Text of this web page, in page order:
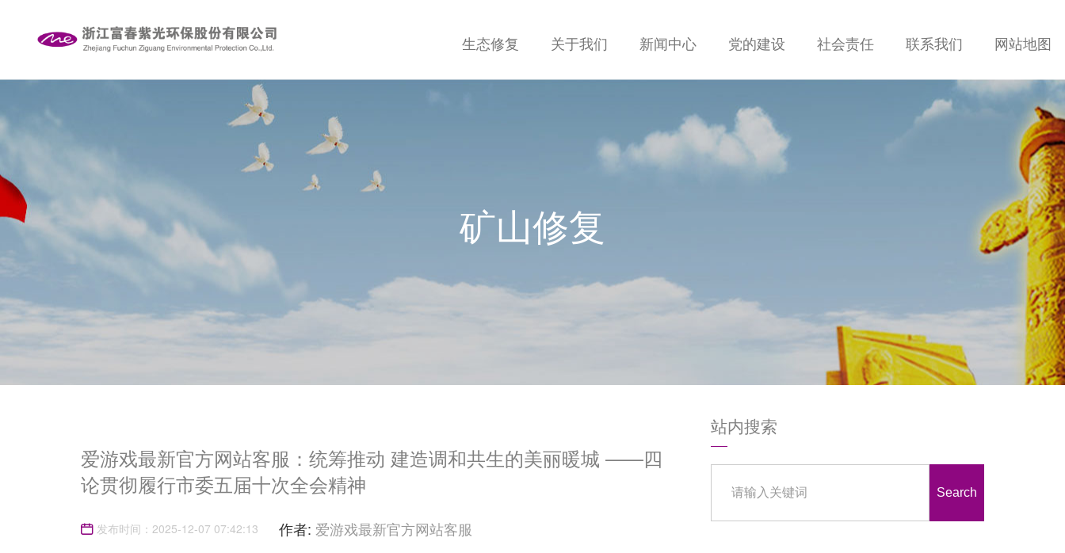
生态修复 关于我们 新闻中心 党的建设 社会责任 联系我们 网站地图
矿山修复
爱游戏最新官方网站客服：统筹推动 建造调和共生的美丽暖城 ——四
论贯彻履行市委五届十次全会精神
发布时间：2025-12-07 07:42:13 作者: 爱游戏最新官方网站客服
站内搜索
Search